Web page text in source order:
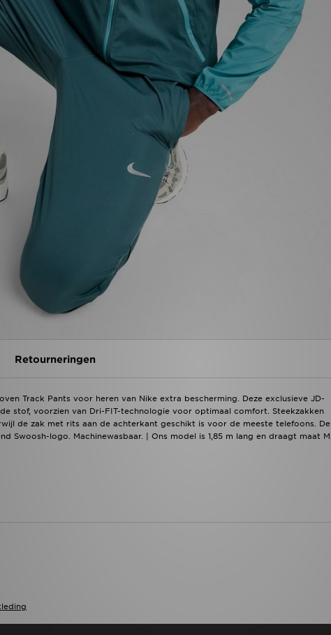
Retourneringen
Track Pants voor heren van Nike extra bescherming. Deze exclusieve JD-
stof, voorzien van Dri-FIT-technologie voor optimaal comfort. Steekzakken
de zak met rits aan de achterkant geschikt is voor de meeste telefoons. De
Swoosh-logo. Machinewasbaar. | Ons model is 1,85 m lang en draagt maat M.